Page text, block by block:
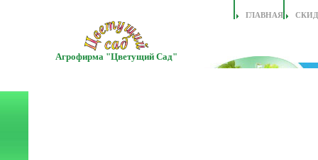
Агрофирма "Цветущий Сад"
ГЛАВНАЯ